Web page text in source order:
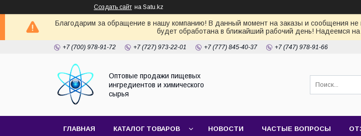
Создать сайт на Satu.kz
Благодарим за обращение в нашу компанию! В данный момент на заказы и сообщения не
будет обработана в ближайший рабочий день! Надеемся
+7 (700) 978-91-72 +7 (727) 973-22-01 +7 (777) 845-40-37 +7 (747) 978-91-66
Оптовые продажи пищевых
ингредиентов и химического
сырья
ГЛАВНАЯ КАТАЛОГ ТОВАРОВ НОВОСТИ ЧАСТЫЕ ВОПРОСЫ